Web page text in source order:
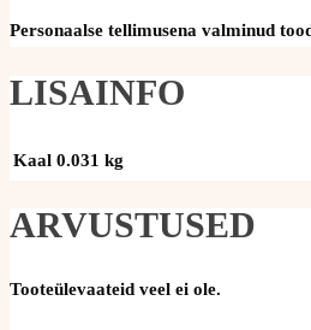
Personaalse tellimusena valminud
LISAINFO
Kaal 0.031 kg
ARVUSTUSED
Tooteülevaateid veel ei ole.